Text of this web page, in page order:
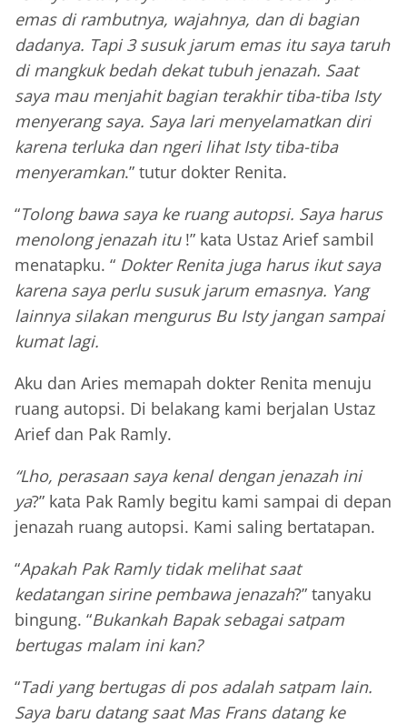
emas di rambutnya, wajahnya, dan di bagian
dadanya. Tapi 3 susuk jarum emas itu saya taruh
di mangkuk bedah dekat tubuh jenazah. Saat
saya mau menjahit bagian terakhir tiba-tiba Isty
menyerang saya. Saya lari menyelamatkan diri
karena terluka dan ngeri lihat Isty tiba-tiba
menyeramkan.” tutur dokter Renita.
“Tolong bawa saya ke ruang autopsi. Saya harus
menolong jenazah itu!” kata Ustaz Arief sambil
menatapku. “ Dokter Renita juga harus ikut saya
karena saya perlu susuk jarum emasnya. Yang
lainnya silakan mengurus Bu Isty jangan sampai
kumat lagi.
Aku dan Aries memapah dokter Renita menuju
ruang autopsi. Di belakang kami berjalan Ustaz
Arief dan Pak Ramly.
“Lho, perasaan saya kenal dengan jenazah ini
ya?” kata Pak Ramly begitu kami sampai di depan
jenazah ruang autopsi. Kami saling bertatapan.
“Apakah Pak Ramly tidak melihat saat
kedatangan sirine pembawa jenazah?” tanyaku
bingung. “Bukankah Bapak sebagai satpam
bertugas malam ini kan?
“Tadi yang bertugas di pos adalah satpam lain.
Saya baru datang saat Mas Frans datang ke